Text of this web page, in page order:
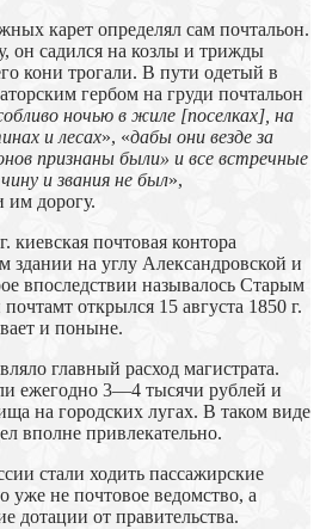
карет определял сам почтальон.
он садился на козлы и трижды
кони трогали. В пути одетый в
гербом на груди почтальон
ночью в жиле [поселках], на
и лесах», «дабы они везде за
признаны были» и все встречные
и звания не был»,
им дорогу.
киевская почтовая контора
здании на углу Александровской и
впоследствии называлось Старым
открылся 15 августа 1850 г.
и поныне.
главный расход магистрата.
ежегодно 3—4 тысячи рублей и
на городских лугах. В таком виде
вполне привлекательно.
стали ходить пассажирские
уже не почтовое ведомство, а
дотации от правительства.